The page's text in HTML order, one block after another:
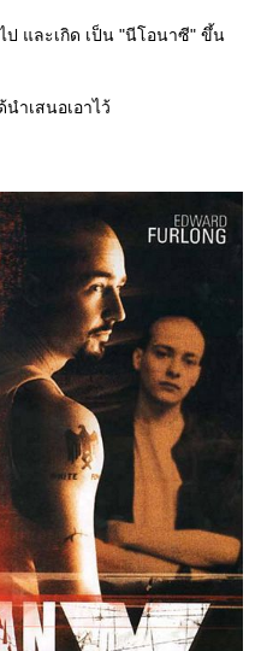
ป และเกิด เป็น "นีโอนาซี" ขึ้น
ำเสนอเอาไว้